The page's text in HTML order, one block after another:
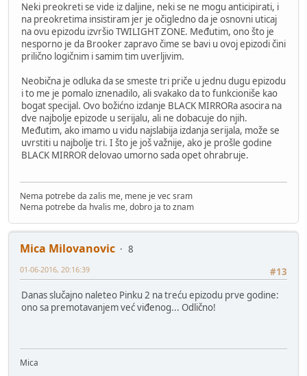
Neki preokreti se vide iz daljine, neki se ne mogu anticipirati, i
na preokretima insistiram jer je očigledno da je osnovni uticaj
na ovu epizodu izvršio TWILIGHT ZONE. Međutim, ono što je
nesporno je da Brooker zapravo čime se bavi u ovoj epizodi čini
prilično logičnim i samim tim uverljivim.
Neobična je odluka da se smeste tri priče u jednu dugu epizodu
i to me je pomalo iznenadilo, ali svakako da to funkcioniše kao
bogat specijal. Ovo božićno izdanje BLACK MIRRORa asocira na
dve najbolje epizode u serijalu, ali ne dobacuje do njih.
Međutim, ako imamo u vidu najslabija izdanja serijala, može se
uvrstiti u najbolje tri. I što je još važnije, ako je prošle godine
BLACK MIRROR delovao umorno sada opet ohrabruje.
Nema potrebe da zalis me, mene je vec sram
Nema potrebe da hvalis me, dobro ja to znam
Mica Milovanovic
8
#13
01-06-2016, 20:16:39
Danas slučajno naleteo Pinku 2 na treću epizodu prve godine:
ono sa premotavanjem već viđenog... Odlično!
Mica